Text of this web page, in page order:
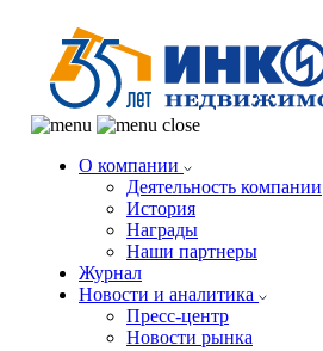
О компании
Деятельность компании
История
Награды
Наши партнеры
Журнал
Новости и аналитика
Пресс-центр
Новости рынка